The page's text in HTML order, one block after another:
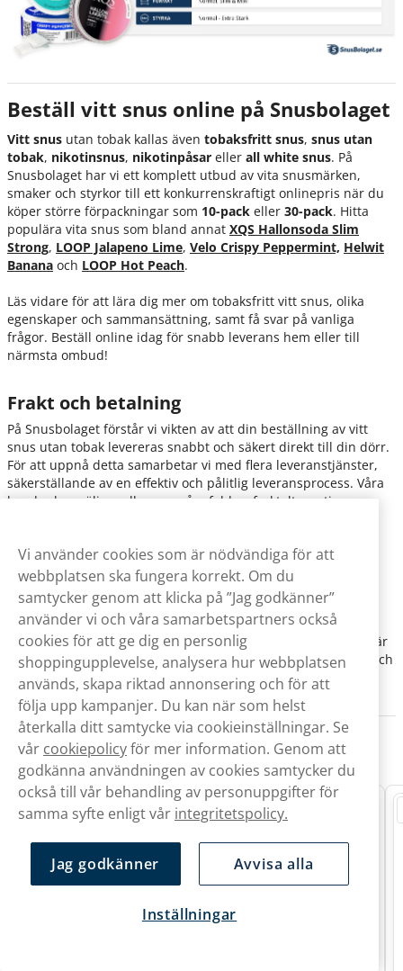
Beställ vitt snus online på Snusbolaget
Vitt snus utan tobak kallas även tobaksfritt snus, snus utan
tobak, nikotinsnus, nikotinpåsar eller all white snus. På
Snusbolaget har vi ett komplett utbud av vita snusmärken,
smaker och styrkor till ett konkurrenskraftigt onlinepris när du
köper större förpackningar som 10-pack eller 30-pack. Hitta
populära vita snus som bland annat XQS Hallonsoda Slim
Strong, LOOP Jalapeno Lime, Velo Crispy Peppermint, Helwit
Banana och LOOP Hot Peach.
Läs vidare för att lära dig mer om tobaksfritt vitt snus, olika
egenskaper och sammansättning, samt få svar på vanliga
frågor. Beställ online idag för snabb leverans hem eller till
närmsta ombud!
Frakt och betalning
På Snusbolaget förstår vi vikten av att din beställning av vitt
snus utan tobak levereras snabbt och säkert direkt till din dörr.
För att uppnå detta samarbetar vi med flera leveranstjänster,
säkerställande av en effektiv och pålitlig leveransprocess. Våra
kunder kan välja mellan en mångfald av fraktalternativ,
På Snusbolaget erbjuder vi flera betalningsalternativ för att
göra ditt köp enkelt och säkert. Välj mellan flexibel
fakturabetalning med 30 dagars kredit, snabb och säker
direktbetalning via mobilt BankID, traditionella kredit- och
betalkort, eller Swish för smidiga mobilbetalningar. Vårt mål är
att förenkla köpprocessen genom att tillhandahålla pålitliga och
bekväma betalningsmetoder.
Vitt snus från 14,90 kr/st
Vi använder cookies som är nödvändiga för att
webbplatsen ska fungera korrekt. Om du
samtycker genom att klicka på ”Jag godkänner”
använder vi och våra samarbetspartners också
cookies för att ge dig en personlig
shoppingupplevelse, analysera hur webbplatsen
används, skapa riktad annonsering och för att
följa upp kampanjer. Du kan när som helst
återkalla ditt samtycke via cookieinställningar. Se
vår cookiepolicyför mer information. Genom att
godkänna användningen av cookies samtycker du
också till vår behandling av personuppgifter för
samma syfte enligt vår integritetspolicy.
Jag godkänner Avvisa alla
Inställningar